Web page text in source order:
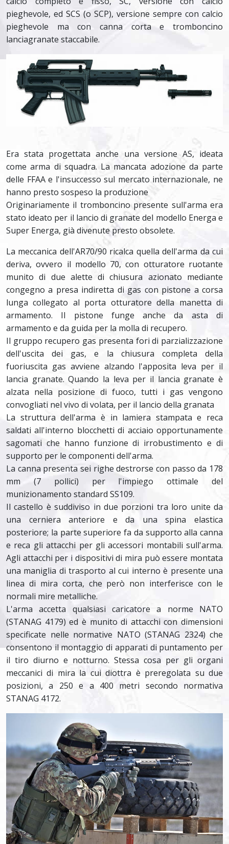
pieghevole, ed SCS (o SCP), versione sempre con calcio
pieghevole ma con canna corta e tromboncino
lanciagranate staccabile.
Era stata progettata anche una versione AS, ideata
come arma di squadra. La mancata adozione da parte
delle FFAA e l'insuccesso sul mercato internazionale, ne
hanno presto sospeso la produzione
Originariamente il tromboncino presente sull'arma era
stato ideato per il lancio di granate del modello Energa e
Super Energa, già divenute presto obsolete.
La meccanica dell'AR70/90 ricalca quella dell'arma da cui
deriva, ovvero il modello 70, con otturatore ruotante
munito di due alette di chiusura azionato mediante
congegno a presa indiretta di gas con pistone a corsa
lunga collegato al porta otturatore della manetta di
armamento. Il pistone funge anche da asta di
armamento e da guida per la molla di recupero.
Il gruppo recupero gas presenta fori di parzializzazione
dell'uscita dei gas, e la chiusura completa della
fuoriuscita gas avviene alzando l'apposita leva per il
lancia granate. Quando la leva per il lancia granate è
alzata nella posizione di fuoco, tutti i gas vengono
convogliati nel vivo di volata, per il lancio della granata
La struttura dell'arma è in lamiera stampata e reca
saldati all'interno blocchetti di acciaio opportunamente
sagomati che hanno funzione di irrobustimento e di
supporto per le componenti dell'arma.
La canna presenta sei righe destrorse con passo da 178
mm (7 pollici) per l'impiego ottimale del
munizionamento standard SS109.
Il castello è suddiviso in due porzioni tra loro unite da
una cerniera anteriore e da una spina elastica
posteriore; la parte superiore fa da supporto alla canna
e reca gli attacchi per gli accessori montabili sull'arma.
Agli attacchi per i dispositivi di mira può essere montata
una maniglia di trasporto al cui interno è presente una
linea di mira corta, che però non interferisce con le
normali mire metalliche.
L'arma accetta qualsiasi caricatore a norme NATO
(STANAG 4179) ed è munito di attacchi con dimensioni
specificate nelle normative NATO (STANAG 2324) che
consentono il montaggio di apparati di puntamento per
il tiro diurno e notturno. Stessa cosa per gli organi
meccanici di mira la cui diottra è preregolata su due
posizioni, a 250 e a 400 metri secondo normativa
STANAG 4172.